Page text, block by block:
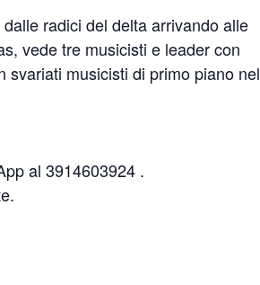
radici del delta arrivando alle
vede tre musicisti e leader con
svariati musicisti di primo piano nel
al 3914603924 .